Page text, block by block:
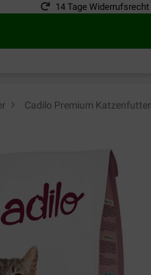
14 Tage Widerrufsrecht
Cadilo Premium Katzenfutter